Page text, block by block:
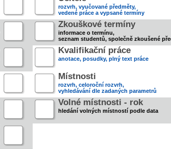
rozvrh, vyučované předměty,
vedené práce a vypsané termíny
Zkouškové termíny
informace o termínu,
seznam studentů, společně zkoušené
Kvalifikační práce
anotace, posudky, plný text práce
Místnosti
rozvrh, celoroční rozvrh,
vyhledávání dle zadaných parametrů
Volné místnosti - rok
hledání volných místností podle data